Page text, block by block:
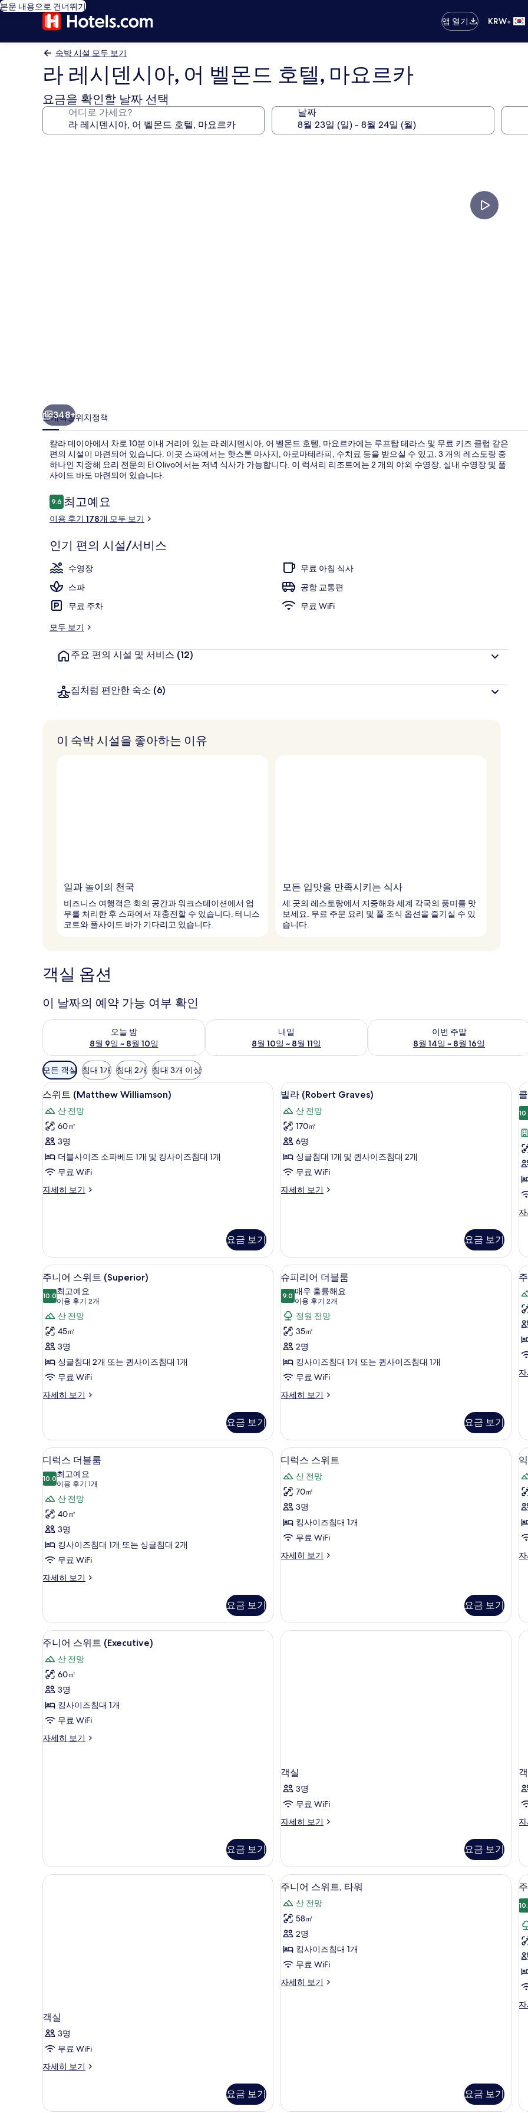
본문 내용으로 건너뛰기
앱 열기
KRW•
숙박 시설 모두 보기
라 레시덴시아, 어 벨몬드 호텔, 마요르카
요금을 확인할 날짜 선택
어디로 가세요? 날짜
르
카
의
사
갤
러
리
348+
소개객실위치정책
칼라 데이아에서 차로 10분 이내 거리에 있는 라 레시덴시아, 어 벨몬드 호텔, 마요르카에는 루프탑 테라스 및 무료 키즈 클럽 같은
편의 시설이 마련되어 있습니다. 이곳 스파에서는 핫스톤 마사지, 아로마테라피, 수치료 등을 받으실 수 있고, 3 개의 레스토랑 중
하나인 지중해 요리 전문의 El Olivo에서는 저녁 식사가 가능합니다. 이 럭셔리 리조트에는 2 개의 야외 수영장, 실내 수영장 및 풀
사이드 바도 마련되어 있습니다.
이
용
후
9.610점 만점 중 9.6점.
최고예요
이용 후기 178개 모두 보기
인기 편의 시설/서비스
수영장
무료 아침 식사
스파
공항 교통편
무료 주차
무료 WiFi
모두 보기
주요 편의 시설 및 서비스 (12)
집처럼 편안한 숙소 (6)
이 숙박 시설을 좋아하는 이유
일과 놀이의 천국
비즈니스 여행객은 회의 공간과 워크스테이션에서 업
무를 처리한 후 스파에서 재충전할 수 있습니다. 테니스
코트와 풀사이드 바가 기다리고 있습니다.
모든 입맛을 만족시키는 식사
세 곳의 레스토랑에서 지중해와 세계 각국의 풍미를 맛
보세요. 무료 주문 요리 및 풀 조식 옵션을 즐기실 수 있
습니다.
객실 옵션
이 날짜의 예약 가능 여부 확인
오늘 밤
8월 9일 ~ 8월 10일
오늘 밤 예약 가능 여부 확인, 8월 9일 ~ 8월 10일
내일
8월 10일 ~ 8월 11일
내일 예약 가능 여부 확인, 8월 10일 ~ 8월 11일
이번 주말
8월 14일 ~ 8월 16일
이번 주말 예약 가능 여부 확인, 8월 14
객
실
에
사
용
가
능
한
필
모든 객실 침대 1개 침대 2개 침대 3개 이상
스
위
트
(Matthew
Williamson)
사
진
모
스위트 (Matthew Williamson) | 고급 침구, 오리/거위털 이불, 미니바, 객실 내 금고
27
스위트 (Matthew Williamson)
산 전망
60㎡
3명
더블사이즈 소파베드 1개 및 킹사이즈침대 1개
무료 WiFi
자세히 보기
스
세
히
보
기
요금 보기
빌
라
(Robert
Graves)
사
진
모
두
빌라 (Robert Graves) | 고급 침구, 오
29
빌라 (Robert Graves)
산 전망
170㎡
6명
싱글침대 1개 및 퀸사이즈침대 2개
무료 WiFi
자세히 보기
빌
히
보
기
요금 보기
클
블
룸
자
세
히
보
기
주
니
어
스
위
트
(Superior)
사
진
보
기
주니어 스위트 (Superior) | 고급 침구, 오리/거위털 이불, 미니바, 객실 내 금고
14
주니어 스위트 (Superior)
10.010.0점 만점 중 10점
최고예요
이용 후기 2개
(이
용
후
기
2
개)
산 전망
45㎡
3명
싱글침대 2개 또는 퀸사이즈침대 1개
무료 WiFi
자세히 보기
주
위
트
(Superior)
자
세
보
기
요금 보기
슈
피
리
어
더
블
룸
사
진
보
기
슈피리어 더블룸 | 고급 침구, 오리/거
18
슈피리어 더블룸
9.09.0점 만점 중 10점
매우 훌륭해요
이용 후기 2개
(이
용
후
기
2
개)
정원 전망
35㎡
2명
킹사이즈침대 1개 또는 퀸사이즈침대 1개
무료 WiFi
자세히 보기
슈
더
블
룸
자
세
히
보
기
요금 보기
니
위
기
주
자
세
히
보
기
디
럭
스
더
블
룸
사
진
모
기
디럭스 더블룸 | 고급 침구, 오리/거위털 이불, 미니바, 객실 내 금고
11
디럭스 더블룸
10.010.0점 만점 중 10점
최고예요
이용 후기 1개
(이
용
후
기
1
개)
산 전망
40㎡
3명
킹사이즈침대 1개 또는 싱글침대 2개
무료 WiFi
자세히 보기
디
블
룸
자
세
히
보
기
요금 보기
디
럭
스
스
위
트
진
기
디럭스 스위트 | 고급 침구, 오리/거위
22
디럭스 스위트
산 전망
70㎡
3명
킹사이즈침대 1개
무료 WiFi
자세히 보기
디
자
세
히
요금 보기
익
스
시
두
익
스
위
트
주
니
어
스
위
트
(Executive)
사
주니어 스위트 (Executive) | 고급 침구, 오리/거위털 이불, 미니바, 객실 내 금고
21
주니어 스위트 (Executive)
산 전망
60㎡
3명
킹사이즈침대 1개
무료 WiFi
자세히 보기
주
요금 보기
객실
3명
무료 WiFi
자세히 보기
객
히
보
기
요금 보기
객
히
보
기
객실
3명
무료 WiFi
자세히 보기
객
히
요금 보기
주
니
어
스
위
트,
워
주니어 스위트, 타워 | 고급 침구, 오리/
18
주니어 스위트, 타워
산 전망
58㎡
2명
킹사이즈침대 1개
무료 WiFi
자세히 보기
주
기
요금 보기
주
기